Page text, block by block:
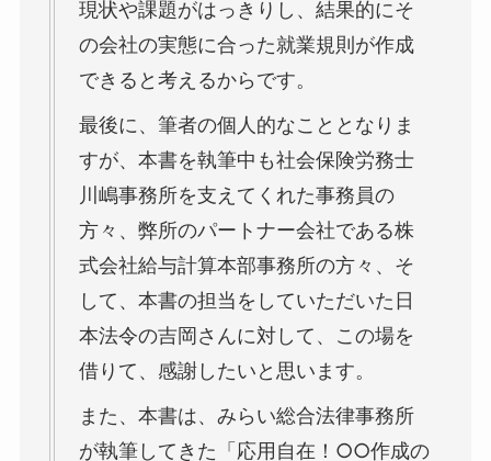
現状や課題がはっきりし、結果的にそ
の会社の実態に合った就業規則が作成
できると考えるからです。
最後に、筆者の個人的なこととなりま
すが、本書を執筆中も社会保険労務士
川嶋事務所を支えてくれた事務員の
方々、弊所のパートナー会社である株
式会社給与計算本部事務所の方々、そ
して、本書の担当をしていただいた日
本法令の吉岡さんに対して、この場を
借りて、感謝したいと思います。
また、本書は、みらい総合法律事務所
が執筆してきた「応用自在！○○作成の